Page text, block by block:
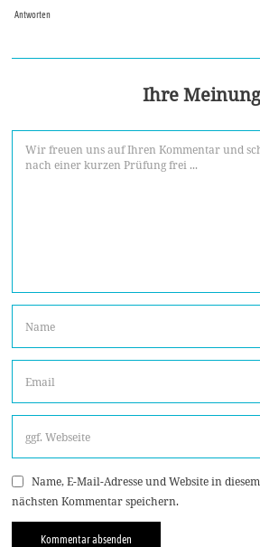
Antworten
Ihre
Name, E-Mail-Adresse und Website in
nächsten Kommentar speichern.